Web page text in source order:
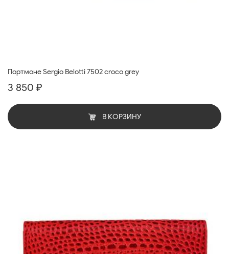
Портмоне Sergio Belotti 7502 croco grey
3 850 ₽
В КОРЗИНУ